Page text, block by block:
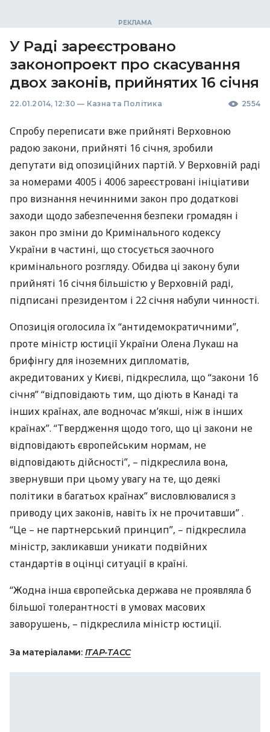
У Раді зареєстровано
законопроект про скасування
двох законів, прийнятих 16 січня
22.01.2014, 12:30 — Казна та Політика 2554
Спробу переписати вже прийняті Верховною
радою закони, прийняті 16 січня, зробили
депутати від опозиційних партій. У Верховній раді
за номерами 4005 і 4006 зареєстровані ініціативи
про визнання нечинними закон про додаткові
заходи щодо забезпечення безпеки громадян і
закон про зміни до Кримінального кодексу
України в частині, що стосується заочного
кримінального розгляду. Обидва ці закону були
прийняті 16 січня більшістю у Верховній раді,
підписані президентом і 22 січня набули чинності.
Опозиція оголосила їх “антидемократичними”,
проте міністр юстиції України Олена Лукаш на
брифінгу для іноземних дипломатів,
акредитованих у Києві, підкреслила, що “закони 16
січня” “відповідають тим, що діють в Канаді та
інших країнах, але водночас м’якші, ніж в інших
країнах”. “Твердження щодо того, що ці закони не
відповідають європейським нормам, не
відповідають дійсності”, – підкреслила вона,
звернувши при цьому увагу на те, що деякі
політики в багатьох країнах” висловлювалися з
приводу цих законів, навіть їх не прочитавши” .
“Це – не партнерський принцип”, – підкреслила
міністр, закликавши уникати подвійних
стандартів в оцінці ситуації в країні.
“Жодна інша європейська держава не проявляла б
більшої толерантності в умовах масових
заворушень, – підкреслила міністр юстиції.
За матеріалами: ІТАР-ТАСС